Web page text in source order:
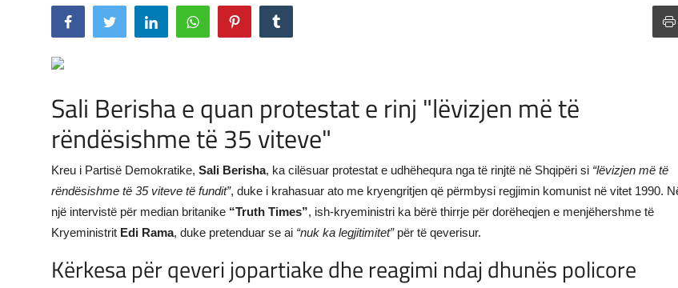
SHOWBIZ
SHENDETI
Shqip
Sali Berisha e quan protestat e rinj "lëvizjen më të
rëndësishme të 35 viteve"
Kreu i Partisë Demokratike, Sali Berisha, ka cilësuar protestat e udhëhequra nga të rinjtë në Shqipëri si “lëvizjen më të
rëndësishme të 35 viteve të fundit”, duke i krahasuar ato me kryengritjen që përmbysi regjimin komunist në vitet 1990.
një intervistë për median britanike “Truth Times”, ish-kryeministri ka bërë thirrje për dorëheqjen e menjëhershme të
Kryeministrit Edi Rama, duke pretenduar se ai “nuk ka legjitimitet”për të qeverisur.
Kërkesa për qeveri jopartiake dhe reagimi ndaj dhunës policore